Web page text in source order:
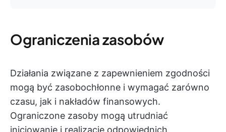
Ograniczenia zasobów
Działania związane z zapewnieniem zgodności
mogą być zasobochłonne i wymagać zarówno
czasu, jak i nakładów finansowych.
Ograniczone zasoby mogą utrudniać
inicjowanie i realizację odpowiednich